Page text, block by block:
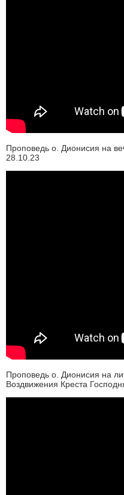
Проповедь о. Дионисия на
28.10.23
Проповедь о. Дионисия на
Воздвижения Креста